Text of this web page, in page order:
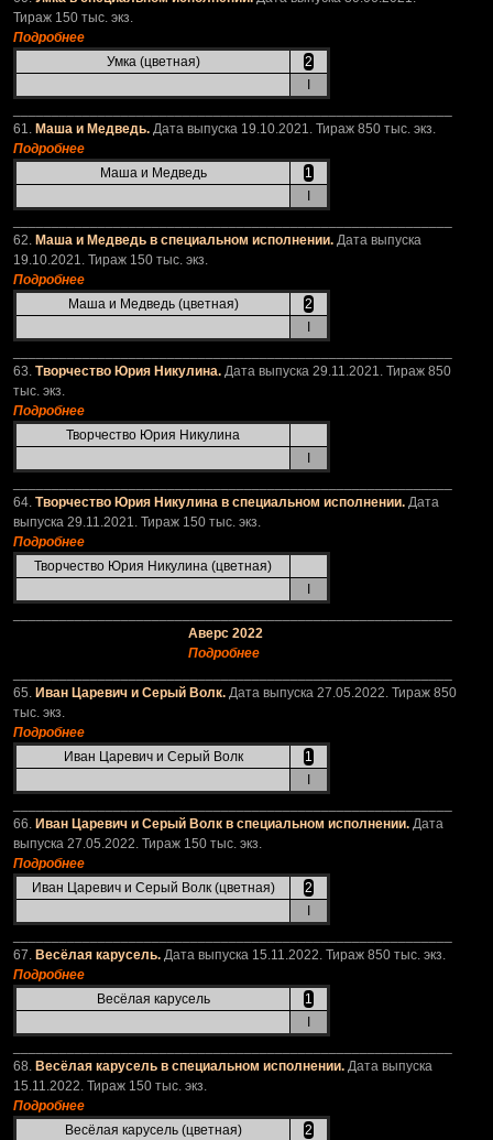
Тираж 150 тыс. экз.
Подробнее
Умка (цветная)
2
61. Маша и Медведь. Дата выпуска 19.10.2021. Тираж 850 тыс. экз.
Подробнее
Маша и Медведь
1
62. Маша и Медведь в специальном исполнении. Дата выпуска
19.10.2021. Тираж 150 тыс. экз.
Подробнее
Маша и Медведь (цветная)
2
63. Творчество Юрия Никулина. Дата выпуска 29.11.2021. Тираж 850
тыс. экз.
Подробнее
Творчество Юрия Никулина
64. Творчество Юрия Никулина в специальном исполнении. Дата
выпуска 29.11.2021. Тираж 150 тыс. экз.
Подробнее
Творчество Юрия Никулина (цветная)
Аверс 2022
Подробнее
65. Иван Царевич и Серый Волк. Дата выпуска 27.05.2022. Тираж 850
тыс. экз.
Подробнее
Иван Царевич и Серый Волк
1
66. Иван Царевич и Серый Волк в специальном исполнении. Дата
выпуска 27.05.2022. Тираж 150 тыс. экз.
Подробнее
Иван Царевич и Серый Волк (цветная)
2
67. Весёлая карусель. Дата выпуска 15.11.2022. Тираж 850 тыс. экз.
Подробнее
Весёлая карусель
1
68. Весёлая карусель в специальном исполнении. Дата выпуска
15.11.2022. Тираж 150 тыс. экз.
Подробнее
Весёлая карусель (цветная)
2